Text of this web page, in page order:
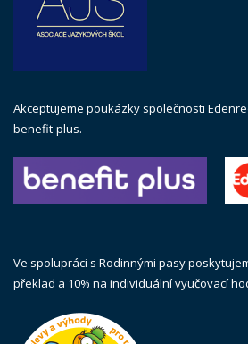
Akceptujeme poukázky společnosti
benefit-plus.
Ve spolupráci s Rodinnými pasy
překlad a 10% na individuální vyučovací